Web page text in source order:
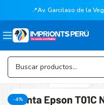
📍Av. Garcilaso de la
-4%